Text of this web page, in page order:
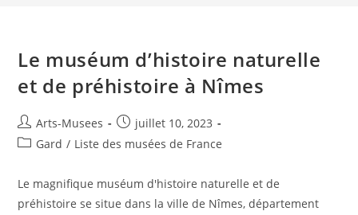
Le muséum d’histoire naturelle
et de préhistoire à Nîmes
Arts-Musees
juillet 10, 2023
Gard / Liste des musées de France
Le magnifique muséum d'histoire naturelle et de
préhistoire se situe dans la ville de Nîmes, département